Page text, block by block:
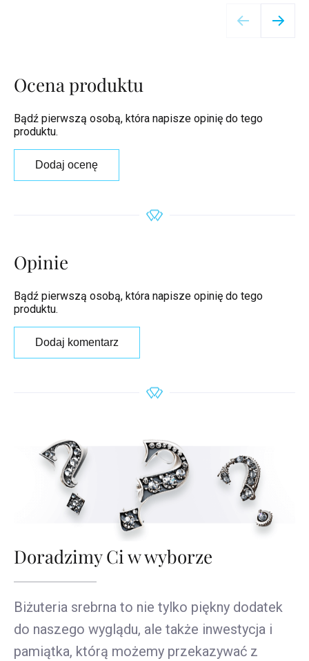
Ocena produktu
Bądź pierwszą osobą, która napisze opinię do tego
produktu.
Dodaj ocenę
Opinie
Bądź pierwszą osobą, która napisze opinię do tego
produktu.
Dodaj komentarz
Doradzimy Ci w wyborze
Biżuteria srebrna to nie tylko piękny dodatek
do naszego wyglądu, ale także inwestycja i
pamiątka, którą możemy przekazywać z